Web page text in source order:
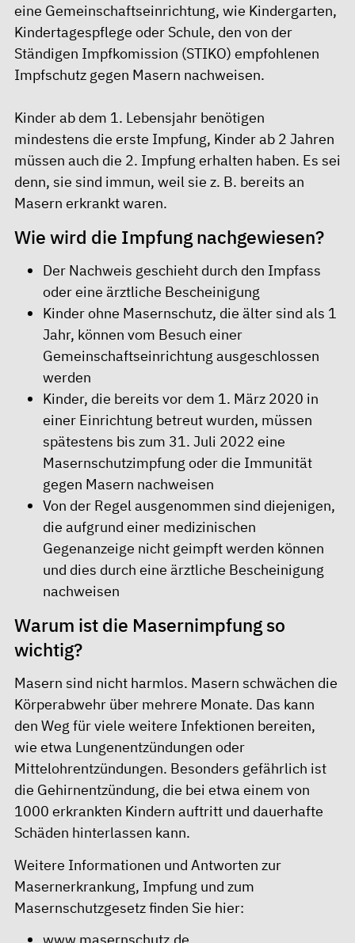
eine Gemeinschaftseinrichtung, wie Kindergarten,
Kindertagespflege oder Schule, den von der
Ständigen Impfkomission (STIKO) empfohlenen
Impfschutz gegen Masern nachweisen.
Kinder ab dem 1. Lebensjahr benötigen
mindestens die erste Impfung, Kinder ab 2 Jahren
müssen auch die 2. Impfung erhalten haben. Es sei
denn, sie sind immun, weil sie z. B. bereits an
Masern erkrankt waren.
Wie wird die Impfung nachgewiesen?
Der Nachweis geschieht durch den Impfass
oder eine ärztliche Bescheinigung
Kinder ohne Masernschutz, die älter sind als 1
Jahr, können vom Besuch einer
Gemeinschaftseinrichtung ausgeschlossen
werden
Kinder, die bereits vor dem 1. März 2020 in
einer Einrichtung betreut wurden, müssen
spätestens bis zum 31. Juli 2022 eine
Masernschutzimpfung oder die Immunität
gegen Masern nachweisen
Von der Regel ausgenommen sind diejenigen,
die aufgrund einer medizinischen
Gegenanzeige nicht geimpft werden können
und dies durch eine ärztliche Bescheinigung
nachweisen
Warum ist die Masernimpfung so
wichtig?
Masern sind nicht harmlos. Masern schwächen die
Körperabwehr über mehrere Monate. Das kann
den Weg für viele weitere Infektionen bereiten,
wie etwa Lungenentzündungen oder
Mittelohrentzündungen. Besonders gefährlich ist
die Gehirnentzündung, die bei etwa einem von
1000 erkrankten Kindern auftritt und dauerhafte
Schäden hinterlassen kann.
Weitere Informationen und Antworten zur
Masernerkrankung, Impfung und zum
Masernschutzgesetz finden Sie hier: